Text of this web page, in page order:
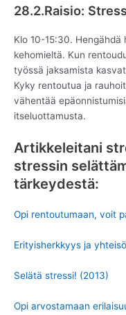
28.2.Raisio:
Klo 10-15:30. Hengähdä
kehomieltä. Kun
työssä jaksamista
Kyky rentoutua ja
vähentää
itseluottamusta.
Artikkeleitani
stressin
tärkeydestä:
Opi rentoutumaan, voit
Erityisherkkyys ja
Selätä stressi! (2013)
Opi arvostamaan